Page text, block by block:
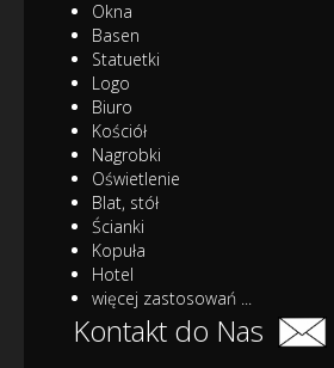
Okna
Basen
Statuetki
Logo
Biuro
Kościół
Nagrobki
Oświetlenie
Blat, stół
Ścianki
Kopuła
Hotel
więcej zastosowań ...
Kontakt do Nas